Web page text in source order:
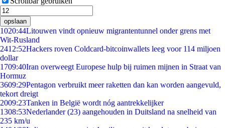
opslaan
1020:44Litouwen vindt opnieuw migrantentunnel onder grens met
Wit-Rusland
2412:52Hackers roven Coldcard-bitcoinwallets leeg voor 114 miljoen
dollar
1709:40Iran overweegt Europese hulp bij ruimen mijnen in Straat van
Hormuz
3609:29Pentagon verbruikt meer raketten dan kan worden aangevuld,
tekort dreigt
2009:23Tanken in België wordt nóg aantrekkelijker
1308:53Nederlander (23) aangehouden in Duitsland na snelheid van
235 km/u